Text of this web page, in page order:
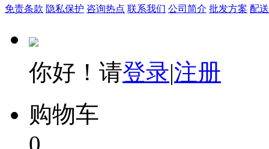
免责条款 隐私保护 咨询热点 联系我们 公司简介 批发方案 配
你好！请登录|注册
购物车
0